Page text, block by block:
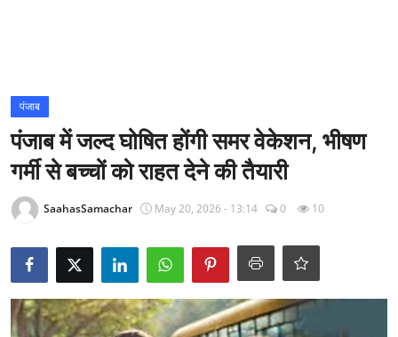
राज्य
अंतराष्ट्रीय
Epaper
धर्म
पंजाब
पंजाब में जल्द घोषित होंगी समर वेकेशन, भीषण
गर्मी से बच्चों को राहत देने की तैयारी
SaahasSamachar May 20, 2026 - 13:14 0 10